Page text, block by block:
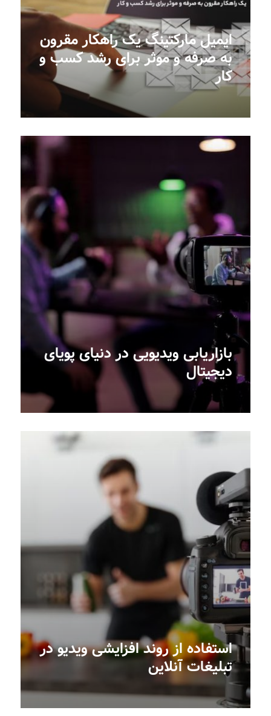
ایمیل مارکتینگ یک راهکار مقرون
به صرفه و موثر برای رشد کسب و
کار
بازاریابی ویدیویی در دنیای پویای
دیجیتال
استفاده از روند افزایشی ویدیو در
تبلیغات آنلاین